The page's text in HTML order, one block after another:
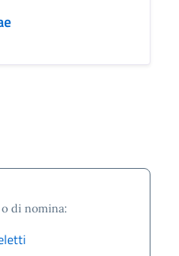
di nomina: